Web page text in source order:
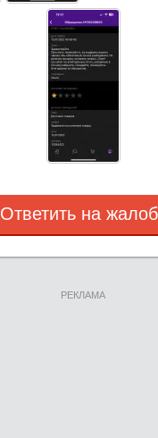
Ответить на
РЕКЛАМА